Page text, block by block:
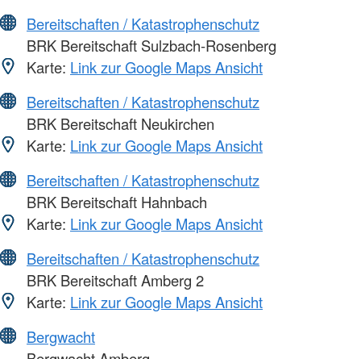
Bereitschaften / Katastrophenschutz
BRK Bereitschaft Sulzbach-Rosenberg
Karte: Link zur Google Maps Ansicht
Bereitschaften / Katastrophenschutz
BRK Bereitschaft Neukirchen
Karte: Link zur Google Maps Ansicht
Bereitschaften / Katastrophenschutz
BRK Bereitschaft Hahnbach
Karte: Link zur Google Maps Ansicht
Bereitschaften / Katastrophenschutz
BRK Bereitschaft Amberg 2
Karte: Link zur Google Maps Ansicht
Bergwacht